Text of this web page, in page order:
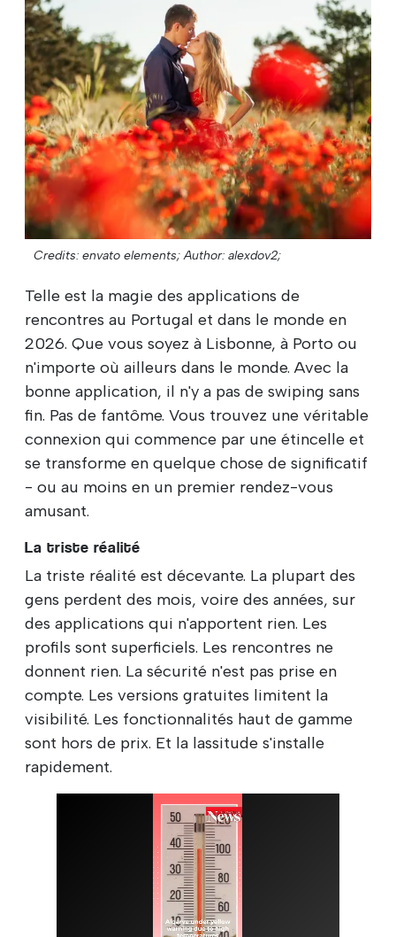
Credits: envato elements; Author: alexdov2;
Telle est la magie des applications de
rencontres au Portugal et dans le monde en
2026. Que vous soyez à Lisbonne, à Porto ou
n'importe où ailleurs dans le monde. Avec la
bonne application, il n'y a pas de swiping sans
fin. Pas de fantôme. Vous trouvez une véritable
connexion qui commence par une étincelle et
se transforme en quelque chose de significatif
- ou au moins en un premier rendez-vous
amusant.
La triste réalité
La triste réalité est décevante. La plupart des
gens perdent des mois, voire des années, sur
des applications qui n'apportent rien. Les
profils sont superficiels. Les rencontres ne
donnent rien. La sécurité n'est pas prise en
compte. Les versions gratuites limitent la
visibilité. Les fonctionnalités haut de gamme
sont hors de prix. Et la lassitude s'installe
rapidement.